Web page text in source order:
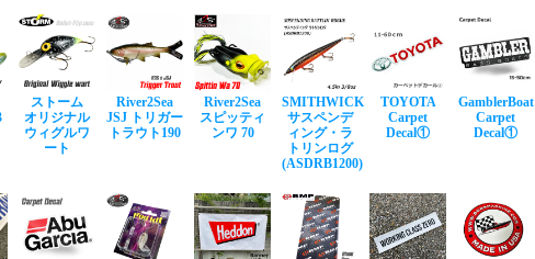
ストーム
オリジナル
ウィグルワ
ート
River2Sea
JSJ トリガー
トラウト190
River2Sea
スピッティ
ンワ 70
SMITHWICK
サスペンデ
ィング・ラ
トリンログ
(ASDRB1200)
TOYOTA
Carpet
Decal①
GamblerBoat
Carpet
Decal①